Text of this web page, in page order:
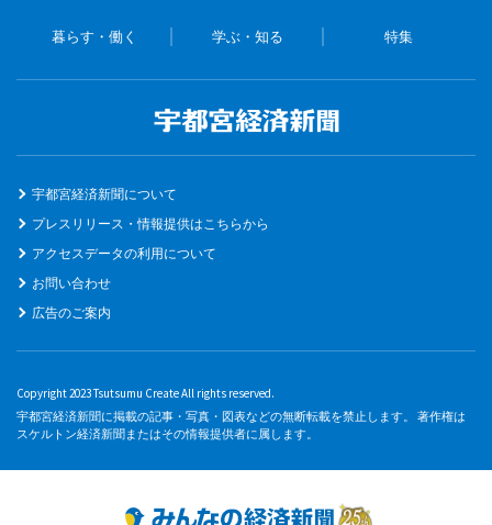
暮らす・働く 学ぶ・知る 特集
宇都宮経済新聞について
プレスリリース・情報提供はこちらから
アクセスデータの利用について
お問い合わせ
広告のご案内
Copyright 2023 Tsutsumu Create All rights reserved.
宇都宮経済新聞に掲載の記事・写真・図表などの無断転載を禁止します。 著作権は
スケルトン経済新聞またはその情報提供者に属します。